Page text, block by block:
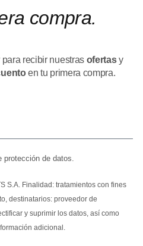
compra.
recibir nuestras ofertasy
en tu primera compra.
de datos.
S.A. Finalidad: tratamientos con fines
destinatarios: proveedor de
y suprimir los datos, así como
adicional.